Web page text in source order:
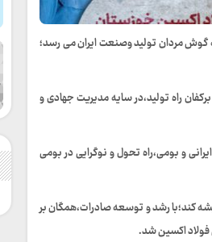
گوش مردان تولید وصنعت ایران می رسد؛
راه تولید،در سایه مدیریت جهادی و
و بومی،راه تحول و نوگرایی در بومی
همیشه کند؛با رشد و توسعه صادرات،همگان بر
فولاد اکسین شد.